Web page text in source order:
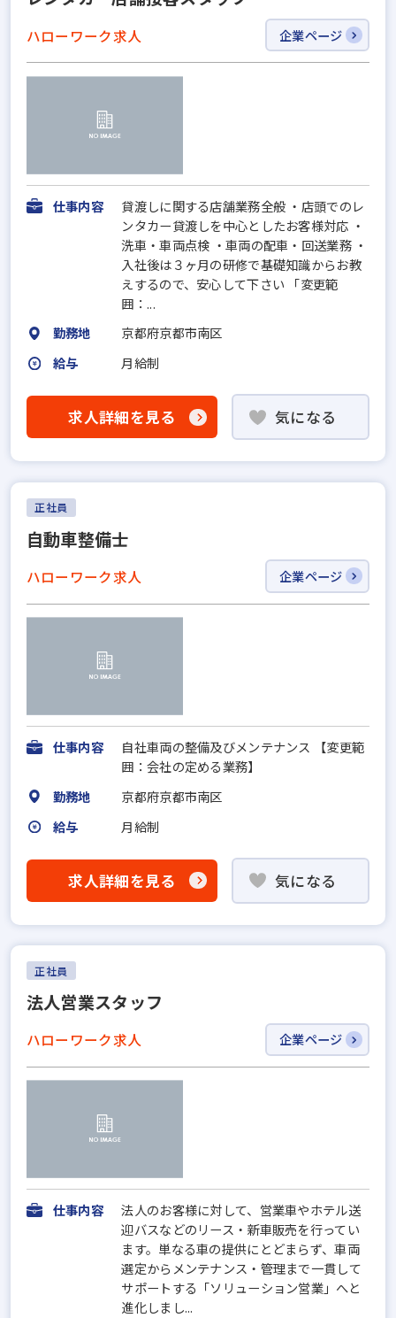
ハローワーク求人 企業ページ
仕事内容
貸渡しに関する店舗業務全般 ・店頭でのレ
ンタカー貸渡しを中心としたお客様対応 ・
洗車・車両点検 ・車両の配車・回送業務 ・
入社後は３ヶ月の研修で基礎知識からお教
えするので、安心して下さい 「変更範
囲：...
勤務地
京都府京都市南区
給与
月給制
求人詳細を見る 気になる
正社員
自動車整備士
ハローワーク求人 企業ページ
仕事内容
自社車両の整備及びメンテナンス 【変更範
囲：会社の定める業務】
勤務地
京都府京都市南区
給与
月給制
求人詳細を見る 気になる
正社員
法人営業スタッフ
ハローワーク求人 企業ページ
仕事内容
法人のお客様に対して、営業車やホテル送
迎バスなどのリース・新車販売を行ってい
ます。単なる車の提供にとどまらず、車両
選定からメンテナンス・管理まで一貫して
サポートする「ソリューション営業」へと
進化しまし...